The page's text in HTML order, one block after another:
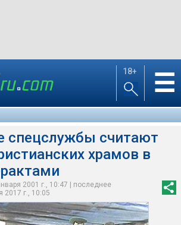
18+ ☰
спецслужбы считают
храмов в
2001 г., 10:47 | последнее
2017 г., 10:05